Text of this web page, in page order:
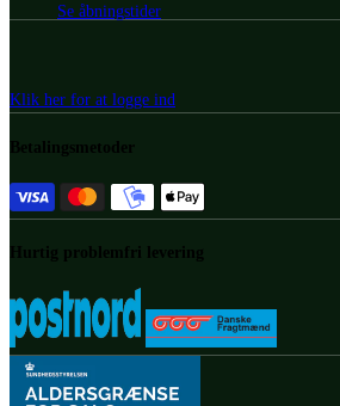
Se åbningstider
Klik her for at logge ind
Betalingsmetoder
Hurtig problemfri levering